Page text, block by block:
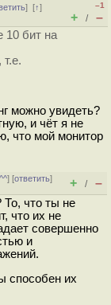
][↑]
–1
+ / –
10 бит на
можно увидеть?
и чёт я не
что мой монитор
] [ответить]
+ / –
То, что ты не
что их не
совершенно
и
способен их